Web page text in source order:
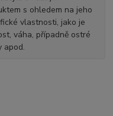
s ohledem na jeho
vlastnosti, jako je
váha, případně ostré
apod.